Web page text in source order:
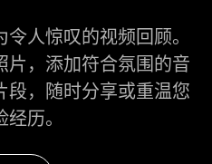
人惊叹的视频回顾。
片，添加符合氛围的音
段，随时分享或重温您
历。